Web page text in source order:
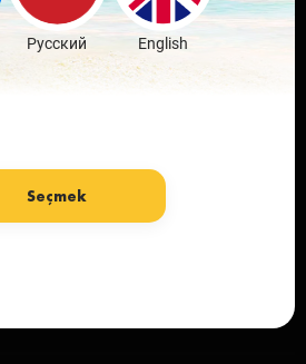
Download Free
Русский English
Seçmek